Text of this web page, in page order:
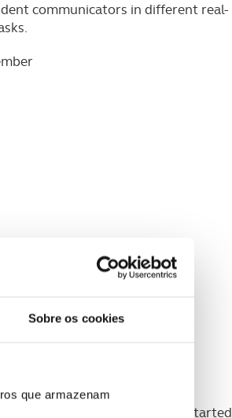
Sobre os cookies
que armazenam
communicators in different real-
of Italian and Spanish. She started